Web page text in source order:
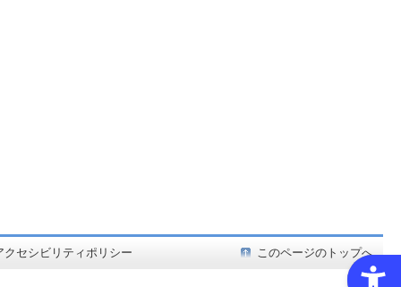
クセシビリティポリシー このページのトップへ